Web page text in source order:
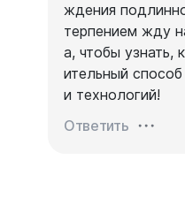
ждения
терпением жду
а, чтобы узнать,
ительный
и технологий!
Ответить